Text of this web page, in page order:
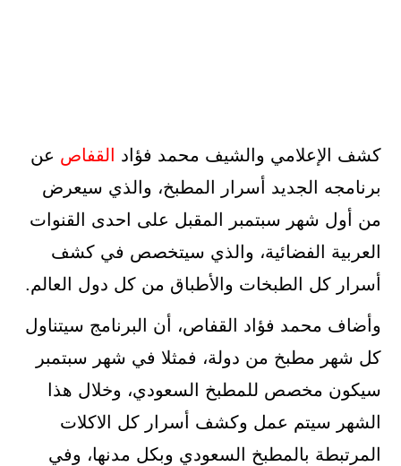
كشف الإعلامي والشيف محمد فؤاد القفاص عن
برنامجه الجديد أسرار المطبخ، والذي سيعرض
من أول شهر سبتمبر المقبل على احدى القنوات
العربية الفضائية، والذي سيتخصص في كشف
أسرار كل الطبخات والأطباق من كل دول العالم.
وأضاف محمد فؤاد القفاص، أن البرنامج سيتناول
كل شهر مطبخ من دولة، فمثلا في شهر سبتمبر
سيكون مخصص للمطبخ السعودي، وخلال هذا
الشهر سيتم عمل وكشف أسرار كل الاكلات
المرتبطة بالمطبخ السعودي وبكل مدنها، وفي